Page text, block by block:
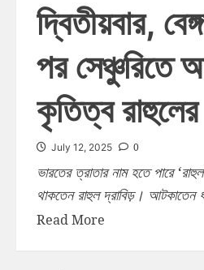
দ্বিতীয়বার,
পর সেঞ্চুরিতে
কৃতিত্ব রাহুলের
July 12, 2025 0
ভারতের ত্রাতার নাম হতে পারে
থাকতেন রাহুল দ্রাবিড়।
Read More